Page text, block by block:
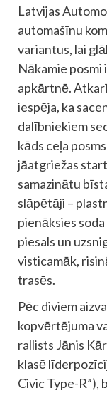
Latvijas
automašīnu
variantus, lai
Nākamie
apkārtnē.
iespēja, ka
dalībniekiem
kāds ceļa
jāatgriežas
samazinātu
slāpētāji –
pienāksies
piesals un
visticamāk,
trasēs.
Pēc diviem
kopvērtējuma
rallists Jānis
klasē
Civic Type-